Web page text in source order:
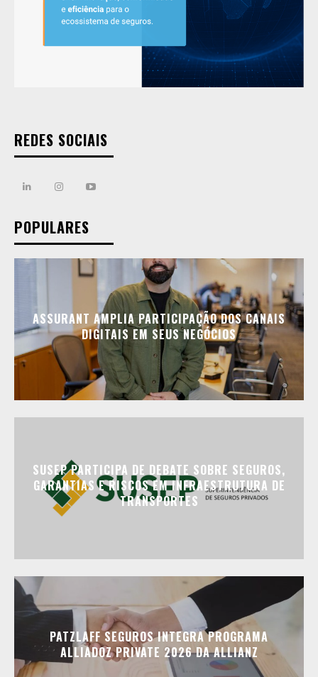
REDES SOCIAIS
POPULARES
ASSURANT AMPLIA PARTICIPAÇÃO DOS CANAIS
DIGITAIS EM SEUS NEGÓCIOS
SUSEP PARTICIPA DE DEBATE SOBRE SEGUROS,
GARANTIAS E RISCOS EM INFRAESTRUTURA DE
TRANSPORTES
PATZLAFF SEGUROS INTEGRA PROGRAMA
ALLIADOZ PRIVATE 2026 DA ALLIANZ